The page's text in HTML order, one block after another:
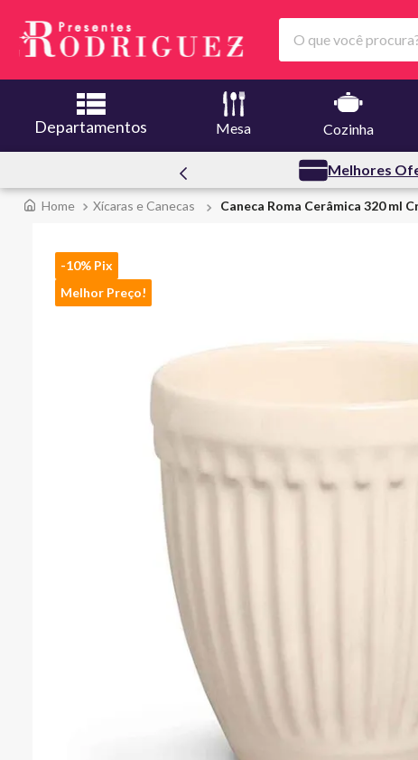
O que você procura?
Departamentos Mesa Cozinha
Melhores
Xícaras e Canecas Caneca Roma Cerâmica 320 ml
-10% Pix
Melhor Preço!